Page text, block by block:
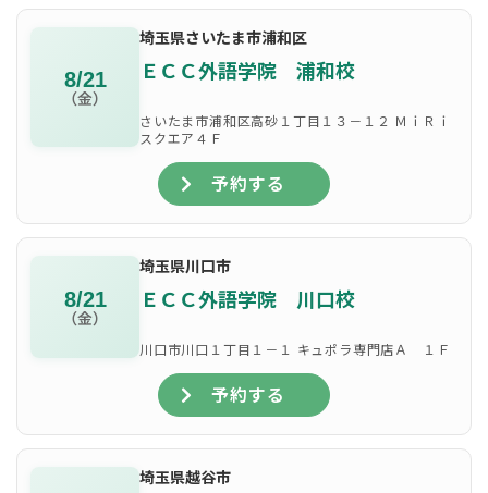
8/21
（金）
埼玉県さいたま市浦和区
ＥＣＣ外語学院 浦和校
さいたま市浦和区高砂１丁目１３－１２ ＭｉＲｉ
スクエア４Ｆ
予約する
8/21
（金）
埼玉県川口市
ＥＣＣ外語学院 川口校
川口市川口１丁目１－１ キュポラ専門店Ａ １Ｆ
予約する
埼玉県越谷市